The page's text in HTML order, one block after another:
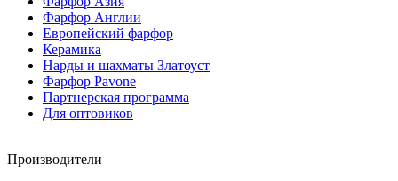
Фарфор Англии
Европейский фарфор
Керамика
Нарды и шахматы Златоуст
Фарфор Pavone
Партнерская программа
Для оптовиков
Производители